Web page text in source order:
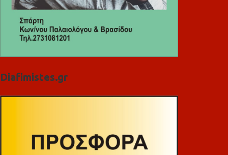
Diafimistes.gr